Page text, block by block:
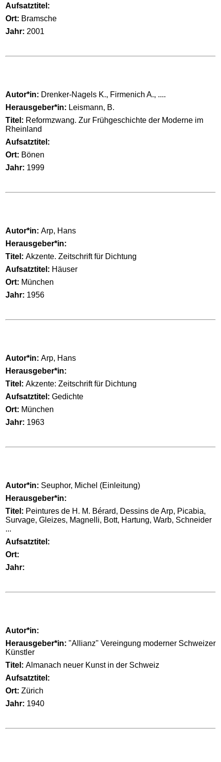
Aufsatztitel:
Ort: Bramsche
Jahr: 2001
Autor*in: Drenker-Nagels K., Firmenich A., ....
Herausgeber*in: Leismann, B.
Titel: Reformzwang. Zur Frühgeschichte der Moderne im
Rheinland
Aufsatztitel:
Ort: Bönen
Jahr: 1999
Autor*in: Arp, Hans
Herausgeber*in:
Titel: Akzente. Zeitschrift für Dichtung
Aufsatztitel: Häuser
Ort: München
Jahr: 1956
Autor*in: Arp, Hans
Herausgeber*in:
Titel: Akzente: Zeitschrift für Dichtung
Aufsatztitel: Gedichte
Ort: München
Jahr: 1963
Autor*in: Seuphor, Michel (Einleitung)
Herausgeber*in:
Titel: Peintures de H. M. Bérard, Dessins de Arp, Picabia,
Survage, Gleizes, Magnelli, Bott, Hartung, Warb, Schneider
...
Aufsatztitel:
Ort:
Jahr:
Autor*in:
Herausgeber*in: "Allianz" Vereingung moderner Schweizer
Künstler
Titel: Almanach neuer Kunst in der Schweiz
Aufsatztitel:
Ort: Zürich
Jahr: 1940